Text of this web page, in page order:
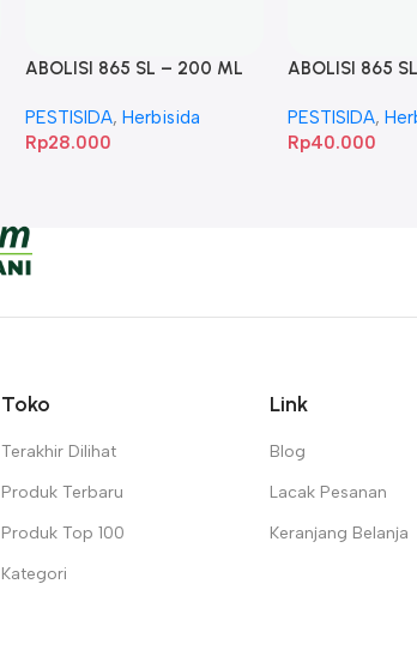
ABOLISI 865 SL – 200 ML
PESTISIDA, Herbisida
Rp28.000
ABOLISI 865
PESTISIDA,
Rp40.000
Toko
Terakhir Dilihat
Produk Terbaru
Produk Top 100
Kategori
Link
Blog
Lacak Pesanan
Keranjang Belanja